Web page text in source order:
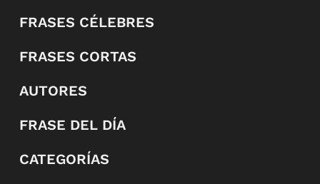
FRASES CÉLEBRES
FRASES CORTAS
AUTORES
FRASE DEL DÍA
CATEGORÍAS